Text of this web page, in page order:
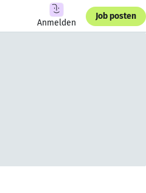
Anmelden
Job posten